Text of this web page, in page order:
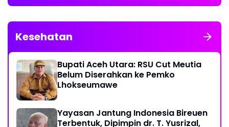
Kesehatan
Bupati Aceh Utara: RSU Cut Meutia
Belum Diserahkan ke Pemko
Lhokseumawe
Yayasan Jantung Indonesia Bireuen
Terbentuk, Dipimpin dr. T. Yusrizal,